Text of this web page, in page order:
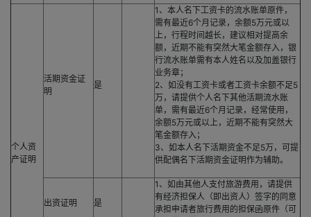
个人资
产证明
活期资金证
明
是
1、本人名下工资卡的流水账单原件，
需有最近6个月记录，余额5万元或以
上，行程时间越长，建议相对提高余
额，近期不能有突然大笔金额存入，银
行流水账单需有本人姓名以及加盖银行
业务章；
2、如没有工资卡或者工资卡余额不足5
万，请提供个人名下其他活期流水账
单，需有最近6个月记录，经常使用，
余额5万元或以上，近期不能有突然大
笔金额存入；
3、如本人名下活期资金不足5万，可提
供配偶名下活期资金证明作为辅助。
出资证明 是
1、如由其他人支付旅游费用，请提供
有经济担保人（即出资人）签字的同意
承担申请者旅行费用的担保函原件（可